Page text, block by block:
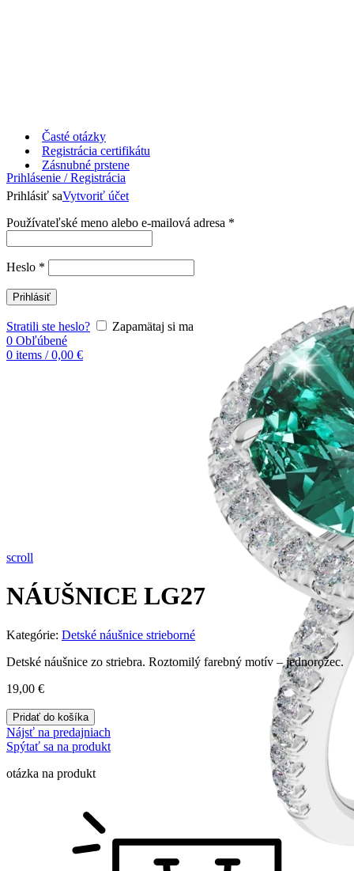
Časté otázky
Registrácia certifikátu
Prihlásenie / Registrácia
Prihlásiť saVytvoriť účet
Používateľské meno alebo e-mailová adresa *
Heslo *
Prihlásiť
Stratili ste heslo?
Zapamätaj si ma
0 Obľúbené
0 items / 0,00 €
Zásnubné prstene
scroll
NÁUŠNICE LG27
Kategórie: Detské náušnice strieborné
Detské náušnice zo striebra. Roztomilý farebný motív – jednorožec.
19,00 €
Pridať do košíka
Nájsť na predajniach
Spýtať sa na produkt
otázka na produkt